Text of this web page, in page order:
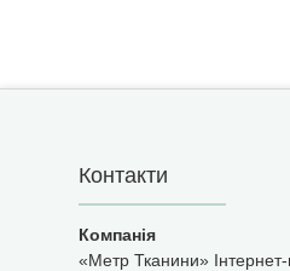
Контакти
«Метр Тканини»